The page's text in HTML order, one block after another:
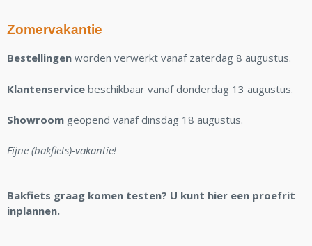
Zomervakantie
Bestellingen worden verwerkt vanaf zaterdag 8 augustus.
Klantenservice beschikbaar vanaf donderdag 13 augustus.
Showroom geopend vanaf dinsdag 18 augustus.
Fijne (bakfiets)-vakantie!
Bakfiets graag komen testen? U kunt hier een proefrit
inplannen.